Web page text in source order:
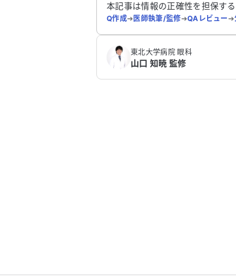
本記事は情報の正確性を担保す
Q作成➔医師執筆/監修➔QAレビュー➔
東北大学病院 眼科
山口 知暁 監修